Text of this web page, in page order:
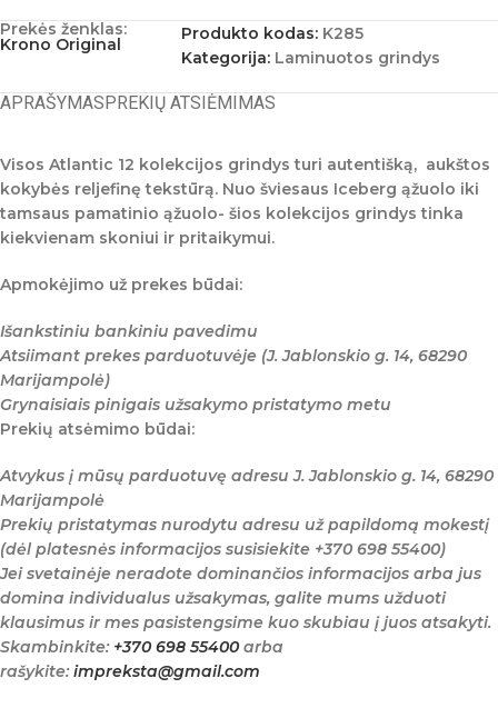
Prekės ženklas:
Krono Original
Produkto kodas: K285
Kategorija: Laminuotos grindys
APRAŠYMASPREKIŲ ATSIĖMIMAS
Visos Atlantic 12 kolekcijos grindys turi autentišką, aukštos
kokybės reljefinę tekstūrą. Nuo šviesaus Iceberg ąžuolo iki
tamsaus pamatinio ąžuolo- šios kolekcijos grindys tinka
kiekvienam skoniui ir pritaikymui.
Apmokėjimo už prekes būdai:
Išankstiniu bankiniu pavedimu
Atsiimant prekes parduotuvėje (J. Jablonskio g. 14, 68290
Marijampolė)
Grynaisiais pinigais užsakymo pristatymo metu
Prekių atsėmimo būdai:
Atvykus į mūsų parduotuvę adresu J. Jablonskio g. 14, 68290
Marijampolė
Prekių pristatymas nurodytu adresu už papildomą mokestį
(dėl platesnės informacijos susisiekite +370 698 55400)
Jei svetainėje neradote dominančios informacijos arba jus
domina individualus užsakymas, galite mums užduoti
klausimus ir mes pasistengsime kuo skubiau į juos atsakyti.
Skambinkite: +370 698 55400arba
rašykite:impreksta@gmail.com